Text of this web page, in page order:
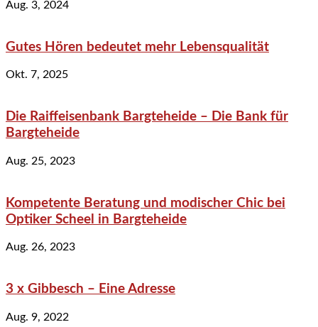
Aug. 3, 2024
Gutes Hören bedeutet mehr Lebensqualität
Okt. 7, 2025
Die Raiffeisenbank Bargteheide – Die Bank für
Bargteheide
Aug. 25, 2023
Kompetente Beratung und modischer Chic bei
Optiker Scheel in Bargteheide
Aug. 26, 2023
3 x Gibbesch – Eine Adresse
Aug. 9, 2022